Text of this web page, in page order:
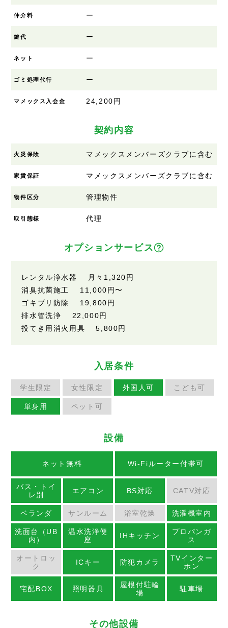
仲介料 ー
鍵代 ー
ネット ー
ゴミ処理代行 ー
マメックス入会金 24,200円
契約内容
火災保険 マメックスメンバーズクラブに含む
家賃保証 マメックスメンバーズクラブに含む
物件区分 管理物件
取引態様 代理
オプションサービス
レンタル浄水器 月々1,320円
消臭抗菌施工 11,000円〜
ゴキブリ防除 19,800円
排水管洗浄 22,000円
投てき用消火用具 5,800円
入居条件
学生限定 女性限定 外国人可 こども可
単身用 ペット可
設備
ネット無料 Wi-Fiルーター付帯可
バス・トイ
レ別
エアコン BS対応 CATV対応
ベランダ サンルーム 浴室乾燥 洗濯機室内
洗面台（UB
内）
温水洗浄便
座
IHキッチン
プロパンガ
ス
オートロッ
ク
ICキー 防犯カメラ
TVインター
ホン
宅配BOX 照明器具
屋根付駐輪
場
駐車場
その他設備